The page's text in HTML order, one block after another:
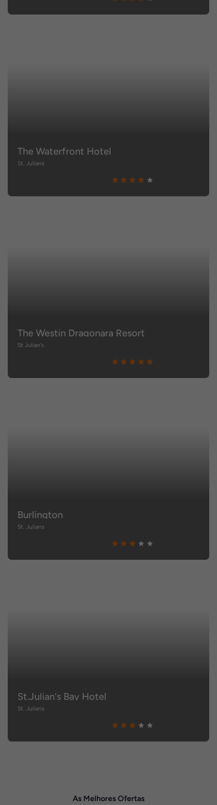
The Waterfront Hotel
St. Julians
The Westin Dragonara Resort
St Julian's
Burlington
St. Julians
St.Julian's Bay Hotel
St. Julians
As Melhores Ofertas